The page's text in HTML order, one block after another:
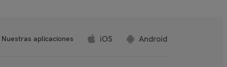
Nuestras aplicaciones iOS Android